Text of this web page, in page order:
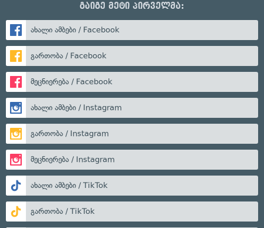
გაიგე მეტი პირველმა:
ახალი ამბები / Facebook
გართობა / Facebook
მეცნიერება / Facebook
ახალი ამბები / Instagram
გართობა / Instagram
მეცნიერება / Instagram
ახალი ამბები / TikTok
გართობა / TikTok